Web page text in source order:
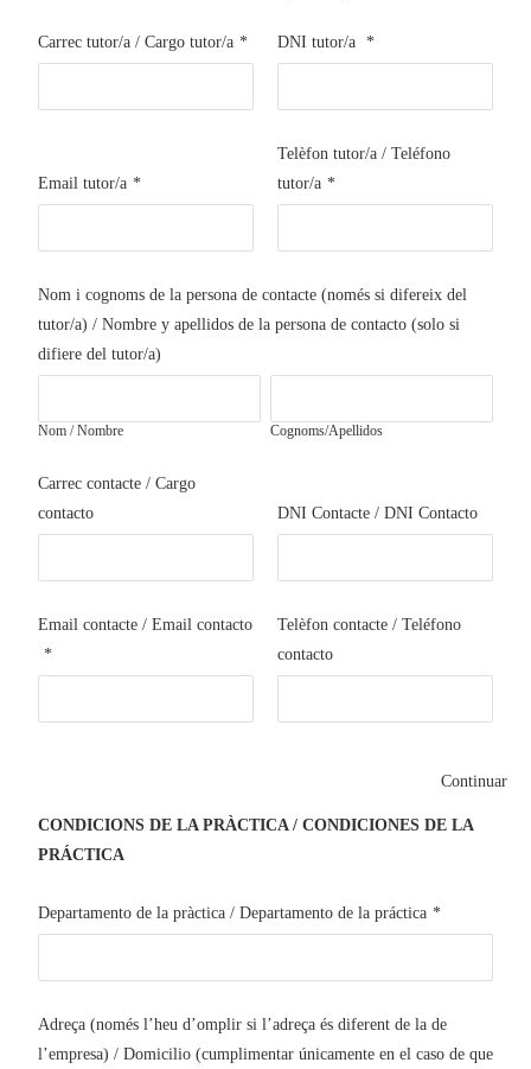
Carrec tutor/a / Cargo tutor/a * DNI tutor/a *
Email tutor/a *
Telèfon tutor/a / Teléfono
tutor/a *
Nom i cognoms de la persona de contacte (només si difereix del
tutor/a) / Nombre y apellidos de la persona de contacto (solo si
difiere del tutor/a)
Nom / Nombre Cognoms/Apellidos
Carrec contacte / Cargo
contacto
DNI Contacte / DNI Contacto
Email contacte / Email contacto
*
Telèfon contacte / Teléfono
contacto
Continuar
CONDICIONS DE LA PRÀCTICA / CONDICIONES DE LA
PRÁCTICA
Departamento de la pràctica / Departamento de la práctica *
Adreça (només l’heu d’omplir si l’adreça és diferent de la de
l’empresa) / Domicilio (cumplimentar únicamente en el caso de que